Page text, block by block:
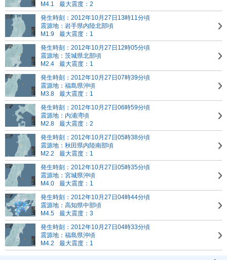
M4.1
最大震度：2
発生時刻：2012年10月27日13時11分頃
震源地：岩手県内陸北部頃
M1.9
最大震度：1
発生時刻：2012年10月27日12時05分頃
震源地：茨城県北部頃
M2.4
最大震度：1
発生時刻：2012年10月27日07時39分頃
震源地：福島県沖頃
M3.8
最大震度：1
発生時刻：2012年10月27日06時59分頃
震源地：内浦湾頃
M2.8
最大震度：2
発生時刻：2012年10月27日05時38分頃
震源地：秋田県内陸南部頃
M2.2
最大震度：1
発生時刻：2012年10月27日05時35分頃
震源地：宮城県沖頃
M4.0
最大震度：1
発生時刻：2012年10月27日04時44分頃
震源地：高知県中部頃
M4.5
最大震度：3
発生時刻：2012年10月27日04時33分頃
震源地：福島県沖頃
M4.2
最大震度：1